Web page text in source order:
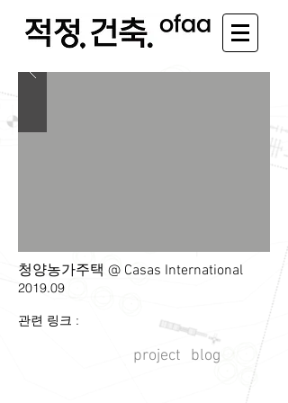
청양농가주택 @ Casas International
2019.09
관련 링크 :
blog
project